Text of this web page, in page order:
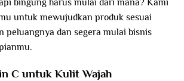
untuk mewujudkan produk sesuai
peluangnya dan segera mulai bisnis
C untuk Kulit Wajah